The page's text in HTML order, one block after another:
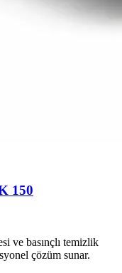
150
ve basınçlı temizlik
çözüm sunar.